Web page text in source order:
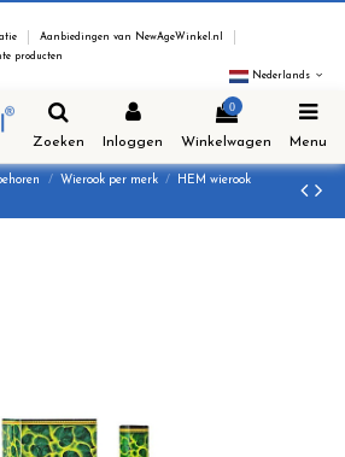
Aanbiedingen van NewAgeWinkel.nl
producten
Nederlands
Zoeken Inloggen
0
Winkelwagen Menu
Wierook per merk
HEM wierook